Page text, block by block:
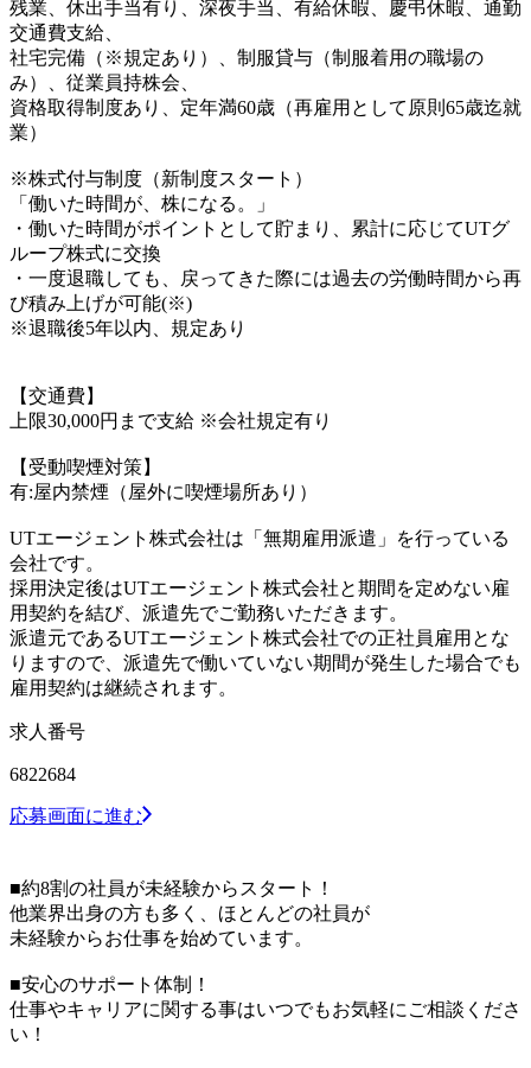
残業、休出手当有り、深夜手当、有給休暇、慶弔休暇、通勤
交通費支給、
社宅完備（※規定あり）、制服貸与（制服着用の職場の
み）、従業員持株会、
資格取得制度あり、定年満60歳（再雇用として原則65歳迄就
業）
※株式付与制度（新制度スタート）
「働いた時間が、株になる。」
・働いた時間がポイントとして貯まり、累計に応じてUTグ
ループ株式に交換
・一度退職しても、戻ってきた際には過去の労働時間から再
び積み上げが可能(※)
※退職後5年以内、規定あり
【交通費】
上限30,000円まで支給 ※会社規定有り
【受動喫煙対策】
有:屋内禁煙（屋外に喫煙場所あり）
UTエージェント株式会社は「無期雇用派遣」を行っている
会社です。
採用決定後はUTエージェント株式会社と期間を定めない雇
用契約を結び、派遣先でご勤務いただきます。
派遣元であるUTエージェント株式会社での正社員雇用とな
りますので、派遣先で働いていない期間が発生した場合でも
雇用契約は継続されます。
求人番号
6822684
応募画面に進む
■約8割の社員が未経験からスタート！
他業界出身の方も多く、ほとんどの社員が
未経験からお仕事を始めています。
■安心のサポート体制！
仕事やキャリアに関する事はいつでもお気軽にご相談くださ
い！